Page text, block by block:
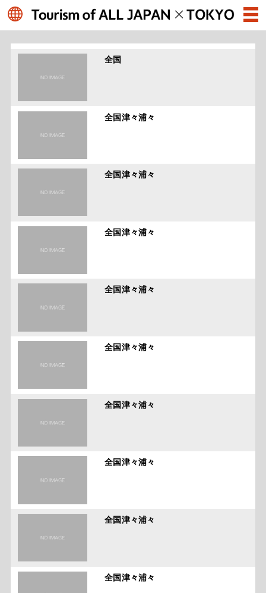
全国
全国津々浦々
全国津々浦々
全国津々浦々
全国津々浦々
全国津々浦々
全国津々浦々
全国津々浦々
全国津々浦々
全国津々浦々